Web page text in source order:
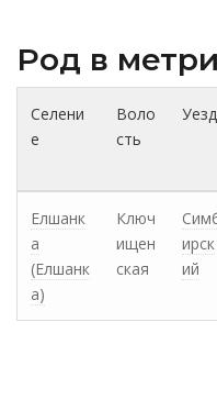
Род в
Селени
е
Воло
сть
Уезд
Елшанк
а
(Елшанк
а)
Ключ
ищен
ская
ирск
ий